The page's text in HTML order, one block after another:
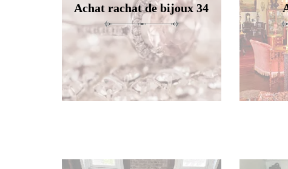
Achat rachat de bijoux 34